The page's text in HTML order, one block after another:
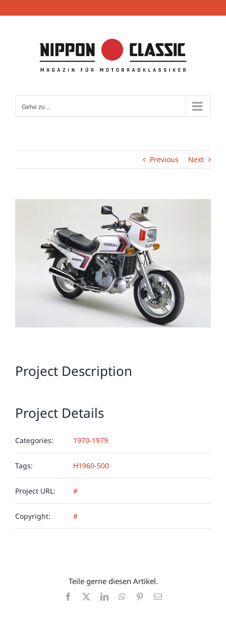
Inhalt
Gehe zu ...
Previous Next
Project Description
Project Details
Categories: 1970-1979
Tags: H1960-500
Project URL: #
Copyright: #
Teile gerne diesen Artikel.
Facebook LinkedInWhatsApp
Pinterest
E-